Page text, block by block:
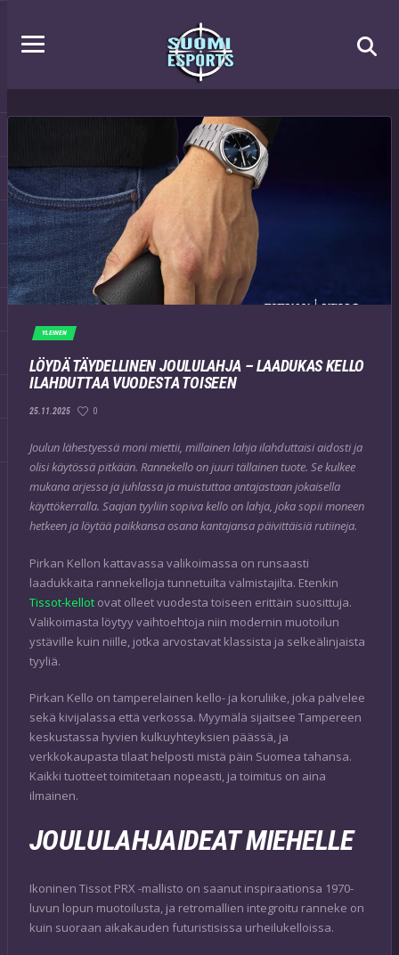
YLEINEN
LÖYDÄ TÄYDELLINEN JOULULAHJA – LAADUKAS KELLO
ILAHDUTTAA VUODESTA TOISEEN
25.11.2025 0
Joulun lähestyessä moni miettii, millainen lahja ilahduttaisi aidosti ja
olisi käytössä pitkään. Rannekello on juuri tällainen tuote. Se kulkee
mukana arjessa ja juhlassa ja muistuttaa antajastaan jokaisella
käyttökerralla. Saajan tyyliin sopiva kello on lahja, joka sopii moneen
hetkeen ja löytää paikkansa osana kantajansa päivittäisiä rutiineja.
Pirkan Kellon kattavassa valikoimassa on runsaasti
laadukkaita rannekelloja tunnetuilta valmistajilta. Etenkin
Tissot-kellot ovat olleet vuodesta toiseen erittäin suosittuja.
Valikoimasta löytyy vaihtoehtoja niin modernin muotoilun
ystäville kuin niille, jotka arvostavat klassista ja selkeälinjaista
tyyliä.
Pirkan Kello on tamperelainen kello- ja koruliike, joka palvelee
sekä kivijalassa että verkossa. Myymälä sijaitsee Tampereen
keskustassa hyvien kulkuyhteyksien päässä, ja
verkkokaupasta tilaat helposti mistä päin Suomea tahansa.
Kaikki tuotteet toimitetaan nopeasti, ja toimitus on aina
ilmainen.
JOULULAHJAIDEAT MIEHELLE
Ikoninen Tissot PRX -mallisto on saanut inspiraationsa 1970-
luvun lopun muotoilusta, ja retromallien integroitu ranneke on
kuin suoraan aikakauden futuristisissa urheilukelloissa.